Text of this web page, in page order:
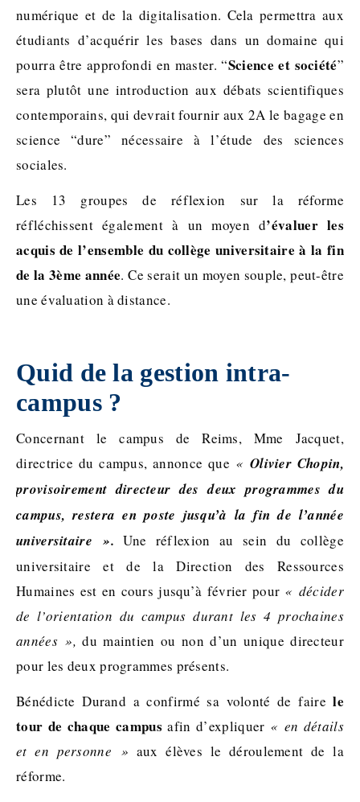
numérique et de la digitalisation. Cela permettra aux
étudiants d’acquérir les bases dans un domaine qui
pourra être approfondi en master. “Science et société”
sera plutôt une introduction aux débats scientifiques
contemporains, qui devrait fournir aux 2A le bagage en
science “dure” nécessaire à l’étude des sciences
sociales.
Les 13 groupes de réflexion sur la réforme
réfléchissent également à un moyen d’évaluer les
acquis de l’ensemble du collège universitaire à la fin
de la 3ème année. Ce serait un moyen souple, peut-être
une évaluation à distance.
Quid de la gestion intra-
campus ?
Concernant le campus de Reims, Mme Jacquet,
directrice du campus, annonce que « Olivier Chopin,
provisoirement directeur des deux programmes du
campus, restera en poste jusqu’à la fin de l’année
universitaire ». Une réflexion au sein du collège
universitaire et de la Direction des Ressources
Humaines est en cours jusqu’à février pour « décider
de l’orientation du campus durant les 4 prochaines
années », du maintien ou non d’un unique directeur
pour les deux programmes présents.
Bénédicte Durand a confirmé sa volonté de fairele
tour de chaque campus afin d’expliquer « en détails
et en personne » aux élèves le déroulement de la
réforme.